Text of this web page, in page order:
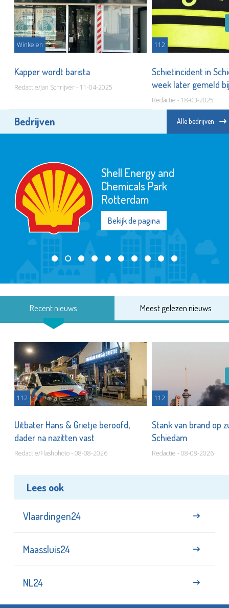
Winkelen
Kapper wordt barista
Redactie/Jan Schrijver - 11-04-2025
112
Schietincident in
week later gemeld
Redactie - 18-03-2025
Bedrijven Alle bedrijven
Shell Energy and
Chemicals Park
Rotterdam
Bekijk de pagina
Recent nieuws Meest gelezen nieuws
112
Uitbater Hans & Grietje beroofd,
dader na nazitten vast
Redactie/Flashphoto - 08-08-2026
112
Stank van brand op
Schiedam
Redactie - 08-08-2026
Lees ook
Vlaardingen24
Maassluis24
NL24